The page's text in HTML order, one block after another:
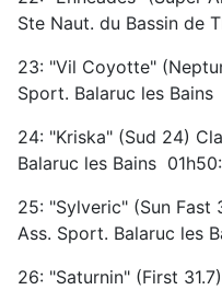
Ste Naut. du Bassin de
23: "Vil Coyotte"
Sport. Balaruc les
24: "Kriska" (Sud 24)
Balaruc les Bains
25: "Sylveric" (Sun Fast
Ass. Sport. Balaruc les
26: "Saturnin" (First